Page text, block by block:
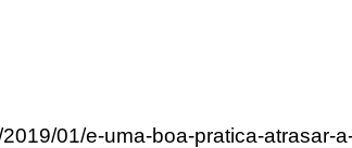
01/e-uma-boa-pratica-atrasar-